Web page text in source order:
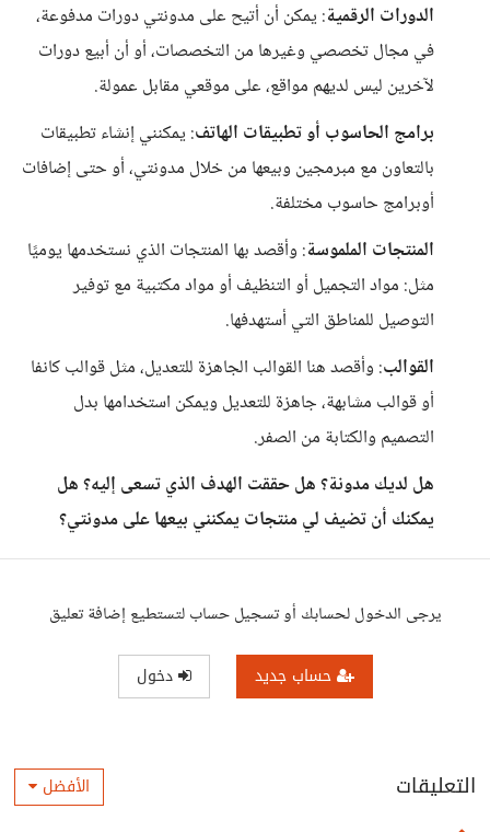
الدورات الرقمية: يمكن أن أتيح على مدونتي دورات مدفوعة،
في مجال تخصصي وغيرها من التخصصات، أو أن أبيع دورات
لآخرين ليس لديهم مواقع، على موقعي مقابل عمولة.
برامج الحاسوب أو تطبيقات الهاتف: يمكنني إنشاء تطبيقات
بالتعاون مع مبرمجين وبيعها من خلال مدونتي، أو حتى إضافات
أوبرامج حاسوب مختلفة.
المنتجات الملموسة: وأقصد بها المنتجات الذي نستخدمها يوميًا
مثل: مواد التجميل أو التنظيف أو مواد مكتبية مع توفير
التوصيل للمناطق التي أستهدفها.
القوالب: وأقصد هنا القوالب الجاهزة للتعديل، مثل قوالب كانفا
أو قوالب مشابهة، جاهزة للتعديل ويمكن استخدامها بدل
التصميم والكتابة من الصفر.
هل لديك مدونة؟ هل حققت الهدف الذي تسعى إليه؟ هل
يمكنك أن تضيف لي منتجات يمكنني بيعها على مدونتي؟
يرجى الدخول لحسابك أو تسجيل حساب لتستطيع إضافة تعليق
حساب جديد دخول
التعليقات الأفضل